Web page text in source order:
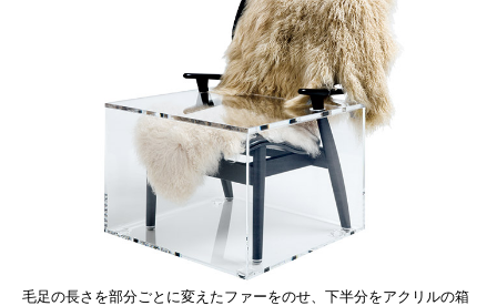
毛足の長さを部分ごとに変えたファーをのせ、下半分をアクリルの箱